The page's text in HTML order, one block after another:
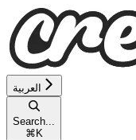
العربية
Search...
⌘ K